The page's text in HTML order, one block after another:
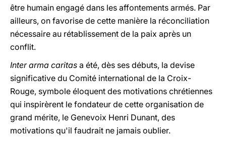
être humain engagé dans les affontements armés. Par
ailleurs, on favorise de cette manière la réconciliation
nécessaire au rétablissement de la paix après un
conflit.
Inter arma caritas a été, dès ses débuts, la devise
significative du Comité international de la Croix-
Rouge, symbole éloquent des motivations chrétiennes
qui inspirèrent le fondateur de cette organisation de
grand mérite, le Genevoix Henri Dunant, des
motivations qu'il faudrait ne jamais oublier.